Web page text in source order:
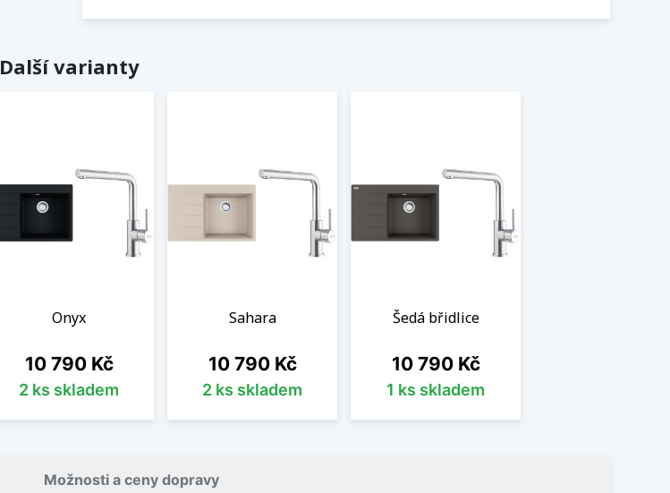
Další varianty
Onyx
Cena
10 790 Kč
2 ks skladem
Sahara
Cena
10 790 Kč
2 ks skladem
Šedá břidlice
Cena
10 790 Kč
1 ks skladem
Možnosti a ceny dopravy